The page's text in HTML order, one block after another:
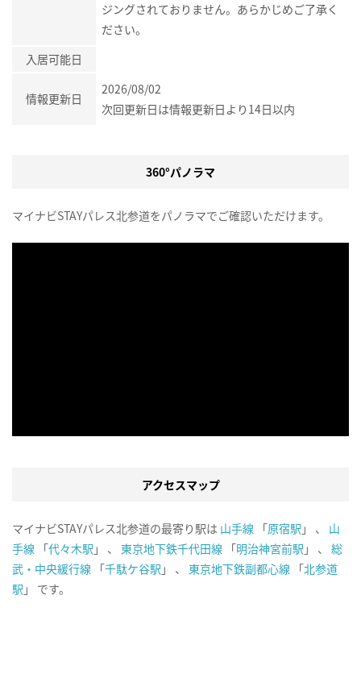
ジングされておりません。あらかじめご了承く
ださい。
入居可能日
情報更新日
2026/08/02
次回更新日は情報更新日より14日以内
360°パノラマ
マイナビSTAYパレス北参道をパノラマでご確認いただけます。
アクセスマップ
マイナビSTAYパレス北参道の最寄り駅は 山手線 「原宿駅 」 、 山
手線 「代々木駅 」 、 東京地下鉄千代田線 「明治神宮前駅 」 、 総
武・中央緩行線 「千駄ケ谷駅 」 、 東京地下鉄副都心線 「北参道
駅 」 です。